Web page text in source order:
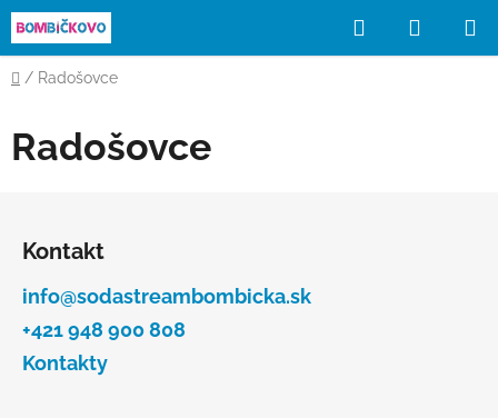
Prejsť
na
obsah
Hľadať
KOŠÍK
Domov
/ Radošovce
Radošovce
Kontakt
info@sodastreambombicka.sk
+421 948 900 808
Kontakty